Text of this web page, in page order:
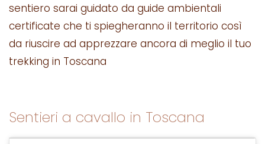
sentiero sarai guidato da guide ambientali
certificate che ti spiegheranno il territorio così
da riuscire ad apprezzare ancora di meglio il tuo
trekking in Toscana
Sentieri a cavallo in Toscana